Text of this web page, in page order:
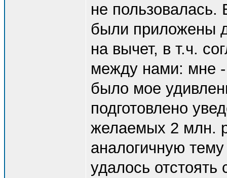
не пользовалась.
были приложены
на вычет, в т.ч.
между нами: мне -
было мое
подготовлено
желаемых 2 млн.
аналогичную
удалось